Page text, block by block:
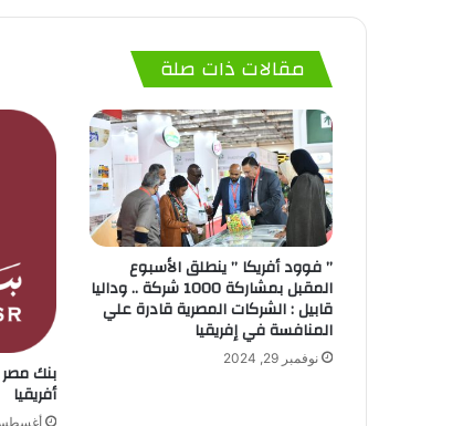
مقالات ذات صلة
” فوود أفريكا ” ينطلق الأسبوع
المقبل بمشاركة 1000 شركة .. وداليا
قابيل : الشركات المصرية قادرة علي
المنافسة في إفريقيا
نوفمبر 29, 2024
بنك
أفريقيا
أغسطس 9,